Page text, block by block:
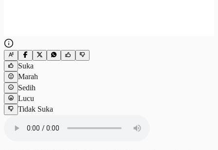
Suka
Marah
Sedih
Lucu
Tidak Suka